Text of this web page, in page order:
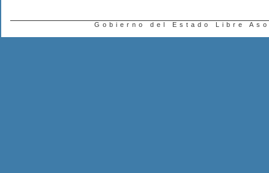
Gobierno del Estado Libre